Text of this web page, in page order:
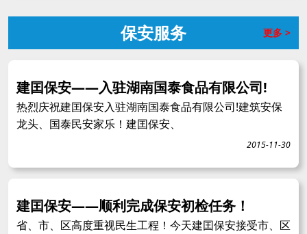
保安服务 更多 >
建囯保安——入驻湖南国泰食品有限公司!
热烈庆祝建囯保安入驻湖南国泰食品有限公司!建筑安保
龙头、国泰民安家乐！建囯保安、
2015-11-30
建囯保安——顺利完成保安初检任务！
省、市、区高度重视民生工程！今天建囯保安接受市、区